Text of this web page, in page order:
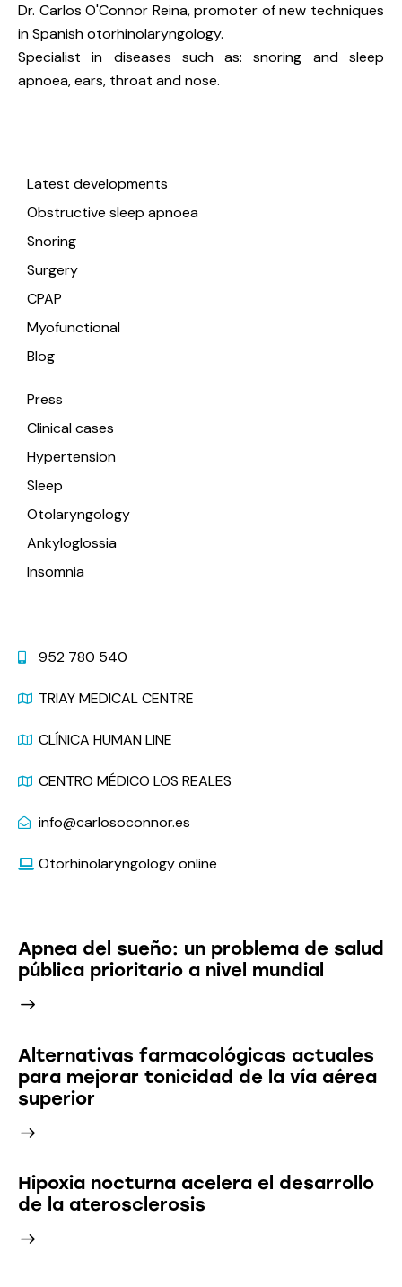
Dr. Carlos O'Connor Reina, promoter of new techniques
in Spanish otorhinolaryngology.
Specialist in diseases such as: snoring and sleep
apnoea, ears, throat and nose.
Latest developments
Obstructive sleep apnoea
Snoring
Surgery
CPAP
Myofunctional
Blog
Press
Clinical cases
Hypertension
Sleep
Otolaryngology
Ankyloglossia
Insomnia
952 780 540
TRIAY MEDICAL CENTRE
CLÍNICA HUMAN LINE
CENTRO MÉDICO LOS REALES
info@carlosoconnor.es
Otorhinolaryngology online
Apnea del sueño: un problema de salud
pública prioritario a nivel mundial
Alternativas farmacológicas actuales
para mejorar tonicidad de la vía aérea
superior
Hipoxia nocturna acelera el desarrollo
de la aterosclerosis